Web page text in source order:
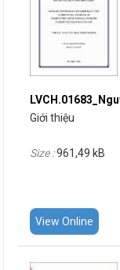
Giới thiệu
Size :961,49 kB
View Online